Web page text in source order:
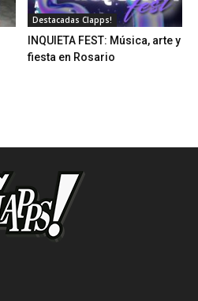
Destacadas Clapps!
INQUIETA FEST: Música, arte y
fiesta en Rosario